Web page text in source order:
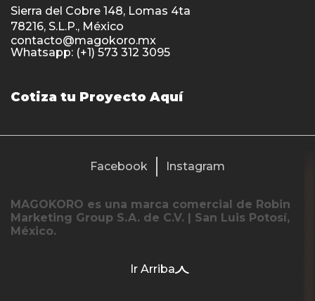
Sierra del Cobre 148, Lomas 4ta
78216, S.L.P., México
contacto@magokoro.mx
Whatsapp: (+1) 573 312 3095
Cotiza tu Proyecto Aquí
MAGOKORO es una marca comercial de Robin
Marketing Group S.A. de C.V. | San Luis Potosí,
México.
Facebook Instagram
Ir Arriba